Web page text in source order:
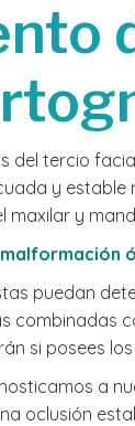
del tercio
y estable
maxilar y
puedan
combinadas
si posees
a
oclusión